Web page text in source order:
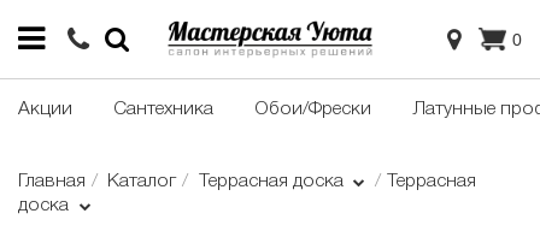
0
Акции Сантехника Обои/Фрески Латунные
Главная Каталог Террасная доска
Террасная
доска